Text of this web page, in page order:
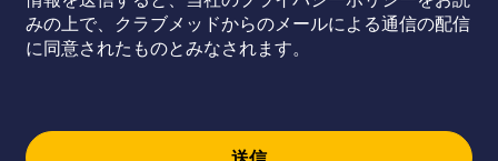
みの上で、クラブメッドからのメールによる通信の配信
に同意されたものとみなされます。